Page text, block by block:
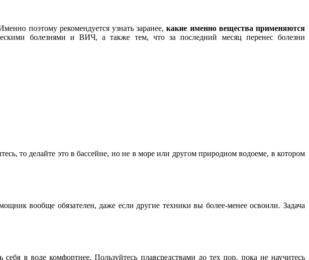
поэтому рекомендуется узнать заранее,какие именно вещества применяются
болезнями и ВИЧ, а также тем, что за последний месяц перенес болезни
то делайте это в бассейне, но не в море или другом природном водоеме, в котором
вообще обязателен, даже если другие техники вы более-менее освоили. Задача
в воде комфортнее. Пользуйтесь плавсредствами до тех пор, пока не научитесь